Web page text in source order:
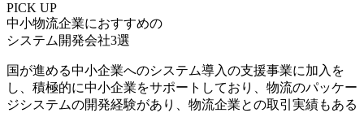
PICK UP
中⼩物流企業におすすめの
システム開発会社3選
国が進める中小企業へのシステム導入の支援事業に加入を
し、積極的に中小企業をサポートしており、物流のパッケー
ジシステムの開発経験があり、物流企業との取引実績もある